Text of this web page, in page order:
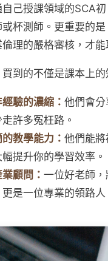
己授課領域的SCA
杯測師。更重要的
理的嚴格審核，才
到的不僅是課本上的
驗的濃縮：他們會
許多冤枉路。
教學能力：他們能
提升你的學習效率。
顧問：一位好老師
是一位專業的領路人